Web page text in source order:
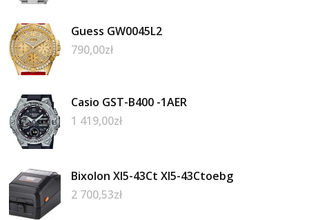
Guess GW0045L2
790,00zł
Casio GST-B400 -1AER
1 419,00zł
Bixolon Xl5-43Ct Xl5-43Ctoebg
2 700,53zł